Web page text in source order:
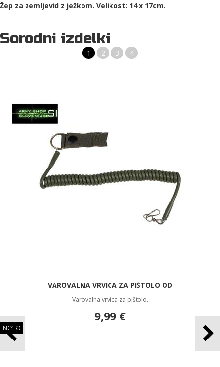
Žep za zemljevid z ježkom. Velikost: 14 x 17cm.
Sorodni izdelki
1 2 3 4